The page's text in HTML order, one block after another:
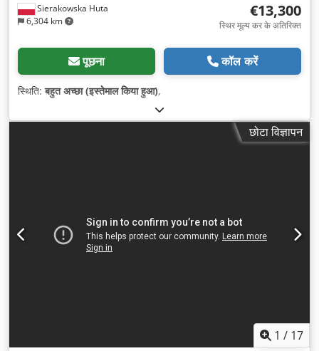
Sierakowska Huta
6,304 km
€13,300
स्थिर मूल्य कर के अतिरिक्त
पूछना कॉल करें
स्थिति:बहुत अच्छा (इस्तेमाल किया हुआ),
छोटा विज्ञापन
1 / 17